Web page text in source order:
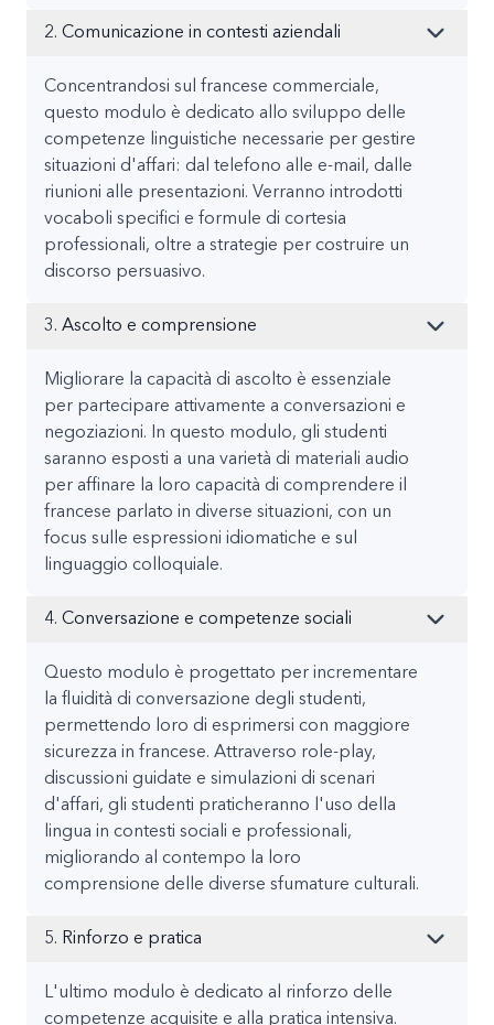
2. Comunicazione in contesti aziendali
Concentrandosi sul francese commerciale,
questo modulo è dedicato allo sviluppo delle
competenze linguistiche necessarie per gestire
situazioni d'affari: dal telefono alle e-mail, dalle
riunioni alle presentazioni. Verranno introdotti
vocaboli specifici e formule di cortesia
professionali, oltre a strategie per costruire un
discorso persuasivo.
3. Ascolto e comprensione
Migliorare la capacità di ascolto è essenziale
per partecipare attivamente a conversazioni e
negoziazioni. In questo modulo, gli studenti
saranno esposti a una varietà di materiali audio
per affinare la loro capacità di comprendere il
francese parlato in diverse situazioni, con un
focus sulle espressioni idiomatiche e sul
linguaggio colloquiale.
4. Conversazione e competenze sociali
Questo modulo è progettato per incrementare
la fluidità di conversazione degli studenti,
permettendo loro di esprimersi con maggiore
sicurezza in francese. Attraverso role-play,
discussioni guidate e simulazioni di scenari
d'affari, gli studenti praticheranno l'uso della
lingua in contesti sociali e professionali,
migliorando al contempo la loro
comprensione delle diverse sfumature culturali.
5. Rinforzo e pratica
L'ultimo modulo è dedicato al rinforzo delle
competenze acquisite e alla pratica intensiva.